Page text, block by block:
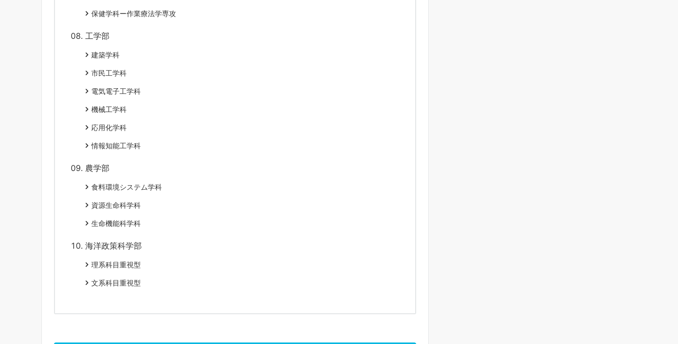
保健学科ー作業療法学専攻
工学部
建築学科
市民工学科
電気電子工学科
機械工学科
応用化学科
情報知能工学科
農学部
食料環境システム学科
資源生命科学科
生命機能科学科
海洋政策科学部
理系科目重視型
文系科目重視型